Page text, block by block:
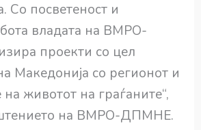
Со посветеност и
владата на ВМРО-
проекти со цел
Македонија со регионот и
животот на граѓаните“,
на ВМРО-ДПМНЕ.